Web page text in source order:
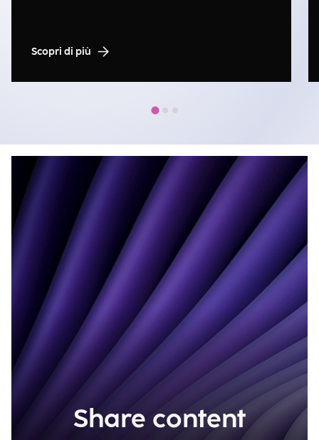
Scopri di più
Share content